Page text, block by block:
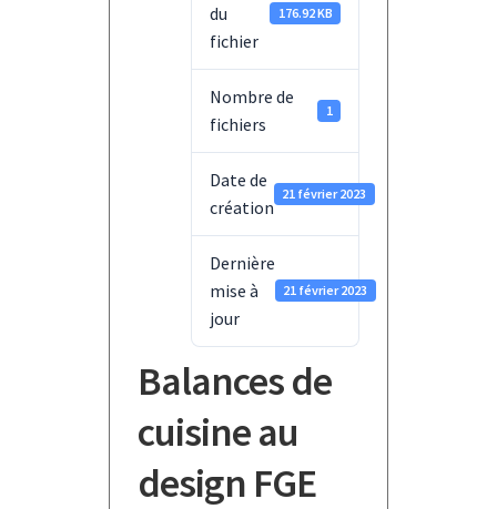
du
fichier
176.92 KB
Nombre de
fichiers
1
Date de
création
21 février 2023
Dernière
mise à
jour
21 février 2023
Balances de
cuisine au
design FGE